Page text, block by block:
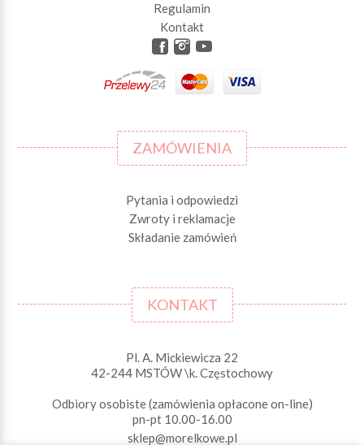
Regulamin
Kontakt
ZAMÓWIENIA
Pytania i odpowiedzi
Zwroty i reklamacje
Składanie zamówień
KONTAKT
Pl. A. Mickiewicza 22
42-244 MSTÓW \k. Częstochowy
Odbiory osobiste (zamówienia opłacone on-line)
pn-pt 10.00-16.00
sklep@morelkowe.pl